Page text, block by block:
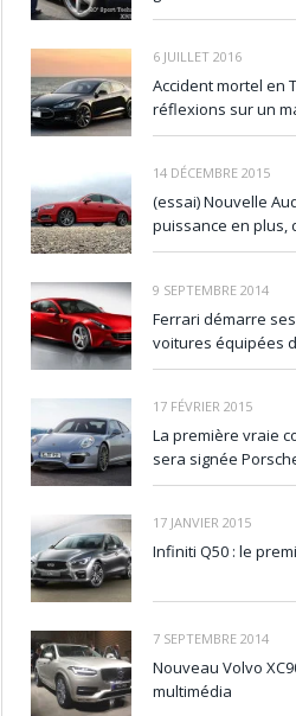
6 JUILLET 2016
Accident mortel en
réflexions sur un
14 DÉCEMBRE 2015
(essai) Nouvelle
puissance en plus,
9 SEPTEMBRE 2014
Ferrari démarre
voitures équipées
17 FÉVRIER 2015
La première vraie
sera signée
17 JANVIER 2015
Infiniti Q50 : le
7 SEPTEMBRE 2014
Nouveau Volvo
multimédia